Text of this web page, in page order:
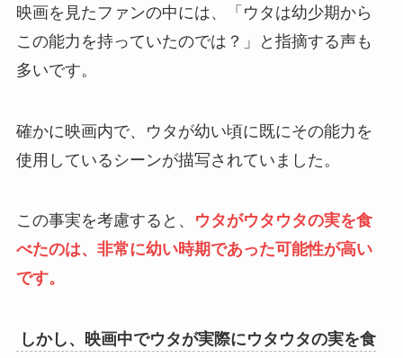
映画を見たファンの中には、「ウタは幼少期から
この能力を持っていたのでは？」と指摘する声も
多いです。
確かに映画内で、ウタが幼い頃に既にその能力を
使用しているシーンが描写されていました。
この事実を考慮すると、
ウタがウタウタの実を食
べたのは、非常に幼い時期であった可能性が高い
です。
しかし、映画中でウタが実際にウタウタの実を食